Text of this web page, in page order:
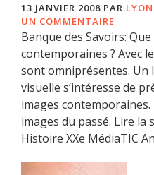
13 JANVIER 2008 PAR
UN COMMENTAIRE
Banque des Savoirs:
contemporaines ? Avec
sont omniprésentes. Un
visuelle s’intéresse de
images
images du passé. Lire la
Histoire XXe MédiaTIC